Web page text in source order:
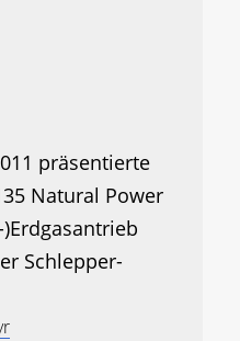
präsentierte
Natural Power
Schlepper-